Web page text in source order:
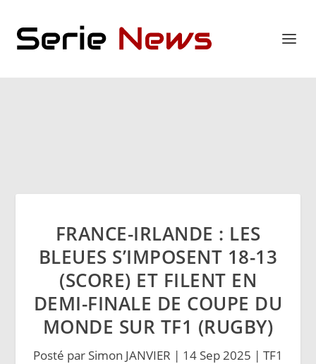
FRANCE-IRLANDE : LES
BLEUES S’IMPOSENT 18-13
(SCORE) ET FILENT EN
DEMI-FINALE DE COUPE DU
MONDE SUR TF1 (RUGBY)
Posté par Simon JANVIER | 14 Sep 2025 | TF1